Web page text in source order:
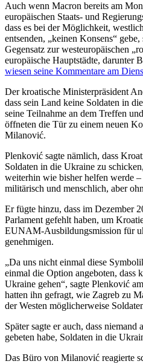
Auch wenn Macron bereits am
europäischen Staats- und
dass es bei der Möglichkeit,
entsenden, „keinen Konsens“
Gegensatz zur westeuropäischen
europäische Hauptstädte, darunter
wiesen seine Kommentare am
Der kroatische Ministerpräsident
dass sein Land keine Soldaten in
seine Teilnahme an dem Treffen
öffneten die Tür zu einem neuen
Milanović.
Plenković sagte nämlich, dass
Soldaten in die Ukraine zu
weiterhin wie bisher helfen werde
militärisch und menschlich, aber
Er fügte hinzu, dass im Dezember
Parlament gefehlt haben, um
EUNAM-Ausbildungsmission für
genehmigen.
„Da uns nicht einmal diese
einmal die Option angeboten, dass
Ukraine gehen“, sagte Plenković
hatten ihn gefragt, wie Zagreb zu
der Westen möglicherweise
Später sagte er auch, dass
gebeten habe, Soldaten in die
Das Büro von Milanović reagierte